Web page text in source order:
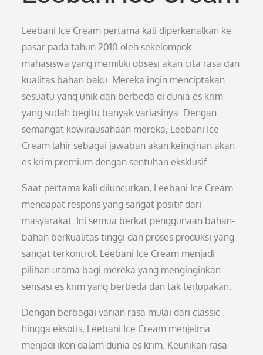
Leebani Ice Cream pertama kali diperkenalkan ke
pasar pada tahun 2010 oleh sekelompok
mahasiswa yang memiliki obsesi akan cita rasa dan
kualitas bahan baku. Mereka ingin menciptakan
sesuatu yang unik dan berbeda di dunia es krim
yang sudah begitu banyak variasinya. Dengan
semangat kewirausahaan mereka, Leebani Ice
Cream lahir sebagai jawaban akan keinginan akan
es krim premium dengan sentuhan eksklusif.
Saat pertama kali diluncurkan, Leebani Ice Cream
mendapat respons yang sangat positif dari
masyarakat. Ini semua berkat penggunaan bahan-
bahan berkualitas tinggi dan proses produksi yang
sangat terkontrol. Leebani Ice Cream menjadi
pilihan utama bagi mereka yang menginginkan
sensasi es krim yang berbeda dan tak terlupakan.
Dengan berbagai varian rasa mulai dari classic
hingga eksotis, Leebani Ice Cream menjelma
menjadi ikon dalam dunia es krim. Keunikan rasa